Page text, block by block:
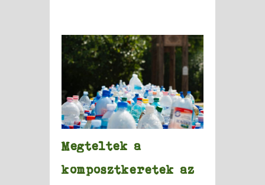
Megteltek a
komposztkeretek az